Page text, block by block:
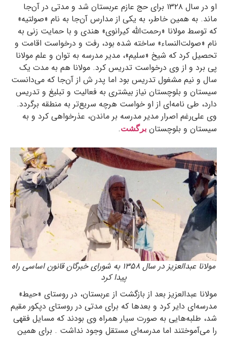
او در سال ۱۳۲۸ برای حج عازم عربستان شد و مدتی در آن‌جا
ماند. به همین خاطر، به یکی از مدارس آن‌جا به نام «صولتیه»
که توسط مولانا «رحمت‌الله کیرانوی» هندی و با حمایت زنی به
نام «صولت‌النساء» ساخته شده بود، رفت و درخواست اقامت و
تحصیل کرد که شیخ «سلیم»، مدیر مدرسه به توان و علم مولانا
پی برد و از وی درخواست تدریس کرد. مولانا هم به مدت یک
سال و نیم مشغول تدریس بود اما پدر ش از آن‌جا که می‌دانست
سیستان و بلوچستان نیاز بیشتری به فعالیت و تبلیغ و تدریس
دارد، طی نامه‌ای از او خواست هرچه سریع‌تر به منطقه برگردد.
وی علی‌رغم اصرار مدیر مدرسه بر ماندن، عذرخواهی کرد و به
سیستان و بلوچستان برگشت.
مولانا عبدالعزیز در سال ۱۳۵۸ به شورای خبرگان قانون اساسی راه
پیدا کرد
مولانا عبدالعزیز بعد از بازگشت از عربستان، در روستای «حیط»
مدرسه‌ای دایر کرد و بعدها که برای مدتی در روستای دپکور مقیم
شد، طلبه‌هایی به صورت سیار همراه وی بودند که مسایل فقهی
را می‌آموختند اما مدرسه‌ای مستقل وجود نداشت . برای همین